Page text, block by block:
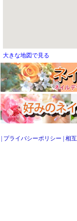
大きな地図で見る
プライバシーポリシー 相